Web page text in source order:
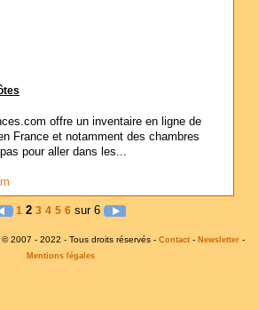
offre un inventaire en ligne de
France et notamment des chambres
pour aller dans les...
1 2 3 4 5 6 sur 6
© 2007 - 2022 - Tous droits réservés - Contact - Newsletter -
Mentions légales